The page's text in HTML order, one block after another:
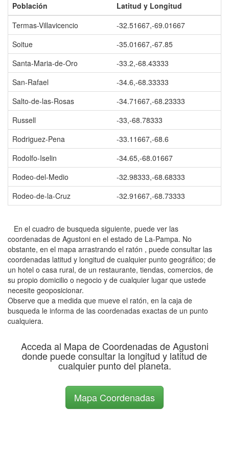
Población
Latitud y Longitud
Termas-Villavicencio
-32.51667,-69.01667
Soitue
-35.01667,-67.85
Santa-Maria-de-Oro
-33.2,-68.43333
San-Rafael
-34.6,-68.33333
Salto-de-las-Rosas
-34.71667,-68.23333
Russell
-33,-68.78333
Rodriguez-Pena
-33.11667,-68.6
Rodolfo-Iselin
-34.65,-68.01667
Rodeo-del-Medio
-32.98333,-68.68333
Rodeo-de-la-Cruz
-32.91667,-68.73333
En el cuadro de busqueda siguiente, puede ver las
coordenadas de Agustoni en el estado de La-Pampa. No
obstante, en el mapa arrastrando el ratón , puede consultar las
coordenadas latitud y longitud de cualquier punto geográfico; de
un hotel o casa rural, de un restaurante, tiendas, comercios, de
su propio domicilio o negocio y de cualquier lugar que ustede
necesite geoposicionar.
Observe que a medida que mueve el ratón, en la caja de
busqueda le informa de las coordenadas exactas de un punto
cualquiera.
Acceda al Mapa de Coordenadas de Agustoni
donde puede consultar la longitud y latitud de
cualquier punto del planeta.
Mapa Coordenadas